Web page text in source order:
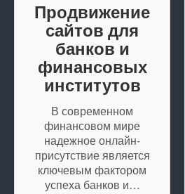
Продвижение
сайтов для
банков и
финансовых
институтов
В современном
финансовом мире
надежное онлайн-
присутствие является
ключевым фактором
успеха банков и…